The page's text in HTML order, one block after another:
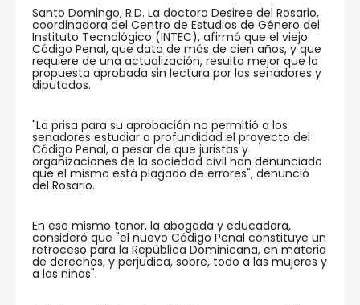
Santo Domingo, R.D. La doctora Desiree del Rosario,
coordinadora del Centro de Estudios de Género del
Instituto Tecnológico (INTEC), afirmó que el viejo
Código Penal, que data de más de cien años, y que
requiere de una actualización, resulta mejor que la
propuesta aprobada sin lectura por los senadores y
diputados.
"La prisa para su aprobación no permitió a los
senadores estudiar a profundidad el proyecto del
Código Penal, a pesar de que juristas y
organizaciones de la sociedad civil han denunciado
que el mismo está plagado de errores", denunció
del Rosario.
En ese mismo tenor, la abogada y educadora,
consideró que "el nuevo Código Penal constituye un
retroceso para la República Dominicana, en materia
de derechos, y perjudica, sobre, todo a las mujeres y
a las niñas".